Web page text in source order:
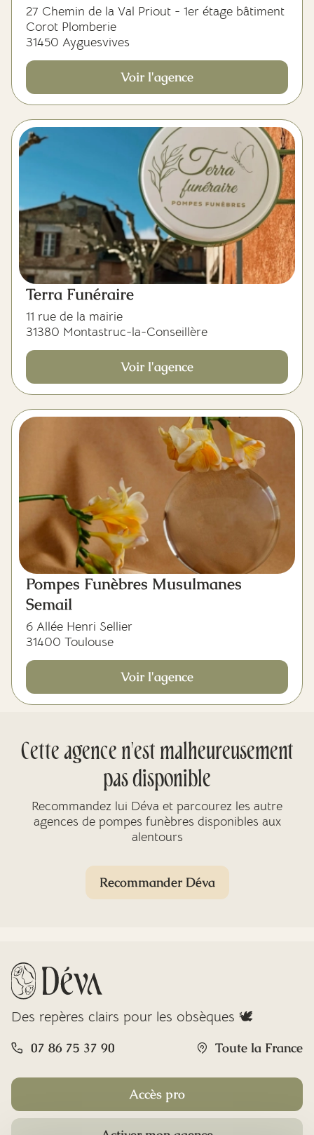
27 Chemin de la Val Priout - 1er étage bâtiment
Corot Plomberie
31450 Ayguesvives
Voir l'agence
Terra Funéraire
11 rue de la mairie
31380 Montastruc-la-Conseillère
Voir l'agence
Pompes Funèbres Musulmanes
Semail
6 Allée Henri Sellier
31400 Toulouse
Voir l'agence
Cette agence n'est malheureusement
pas disponible
Recommandez lui Déva et parcourez les autre
agences de pompes funèbres disponibles aux
alentours
Recommander Déva
Des repères clairs pour les obsèques 🕊️
07 86 75 37 90 Toute la France
Accès pro